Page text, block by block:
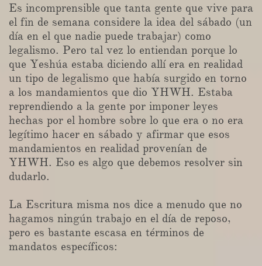
Es incomprensible que tanta gente que vive para
el fin de semana considere la idea del sábado (un
día en el que nadie puede trabajar) como
legalismo. Pero tal vez lo entiendan porque lo
que Yeshúa estaba diciendo allí era en realidad
un tipo de legalismo que había surgido en torno
a los mandamientos que dio YHWH. Estaba
reprendiendo a la gente por imponer leyes
hechas por el hombre sobre lo que era o no era
legítimo hacer en sábado y afirmar que esos
mandamientos en realidad provenían de
YHWH. Eso es algo que debemos resolver sin
dudarlo.
La Escritura misma nos dice a menudo que no
hagamos ningún trabajo en el día de reposo,
pero es bastante escasa en términos de
mandatos específicos: